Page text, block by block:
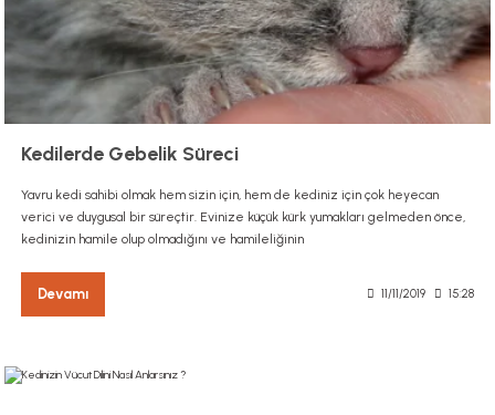
Kedilerde Gebelik Süreci
Yavru kedi sahibi olmak hem sizin için, hem de kediniz için çok heyecan
verici ve duygusal bir süreçtir. Evinize küçük kürk yumakları gelmeden önce,
kedinizin hamile olup olmadığını ve hamileliğinin
Devamı 11/11/2019 15:28